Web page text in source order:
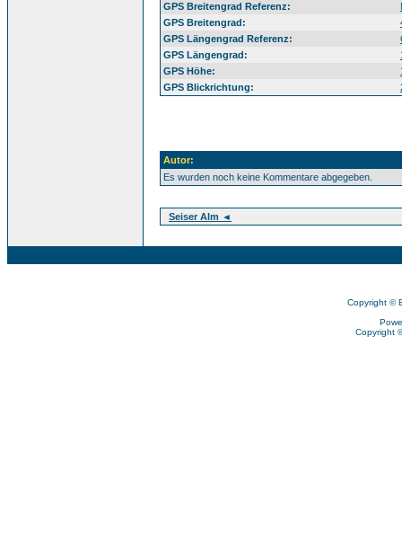
GPS Breitengrad Referenz:
GPS Breitengrad:
GPS Längengrad Referenz:
GPS Längengrad:
GPS Höhe:
GPS Blickrichtung:
Autor:
Es wurden noch keine Kommentare abgegeben.
Seiser Alm ◄
Copyright ©
Copyright